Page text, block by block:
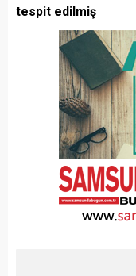
tespit edilmiş